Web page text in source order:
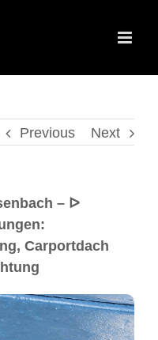
Previous Next
– ᐅ
Carportdach